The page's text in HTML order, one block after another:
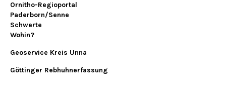
Ornitho-Regioportal
Paderborn/Senne
Schwerte
Wohin?
Geoservice Kreis Unna
Göttinger Rebhuhnerfassung